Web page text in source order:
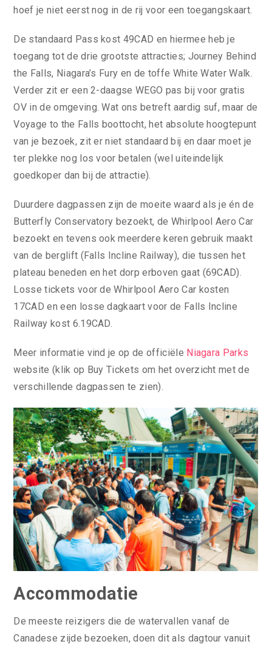
hoef je niet eerst nog in de rij voor een toegangskaart.
De standaard Pass kost 49CAD en hiermee heb je
toegang tot de drie grootste attracties; Journey Behind
the Falls, Niagara’s Fury en de toffe White Water Walk.
Verder zit er een 2-daagse WEGO pas bij voor gratis
OV in de omgeving. Wat ons betreft aardig suf, maar de
Voyage to the Falls boottocht, het absolute hoogtepunt
van je bezoek, zit er niet standaard bij en daar moet je
ter plekke nog los voor betalen (wel uiteindelijk
goedkoper dan bij de attractie).
Duurdere dagpassen zijn de moeite waard als je én de
Butterfly Conservatory bezoekt, de Whirlpool Aero Car
bezoekt en tevens ook meerdere keren gebruik maakt
van de berglift (Falls Incline Railway), die tussen het
plateau beneden en het dorp erboven gaat (69CAD).
Losse tickets voor de Whirlpool Aero Car kosten
17CAD en een losse dagkaart voor de Falls Incline
Railway kost 6.19CAD.
Meer informatie vind je op de officiële Niagara Parks
website (klik op Buy Tickets om het overzicht met de
verschillende dagpassen te zien).
Accommodatie
De meeste reizigers die de watervallen vanaf de
Canadese zijde bezoeken, doen dit als dagtour vanuit